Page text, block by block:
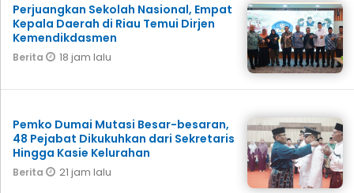
Perjuangkan Sekolah Nasional, Empat
Kepala Daerah di Riau Temui Dirjen
Kemendikdasmen
Berita 18 jam lalu
Pemko Dumai Mutasi Besar-besaran,
48 Pejabat Dikukuhkan dari Sekretaris
Hingga Kasie Kelurahan
Berita 21 jam lalu